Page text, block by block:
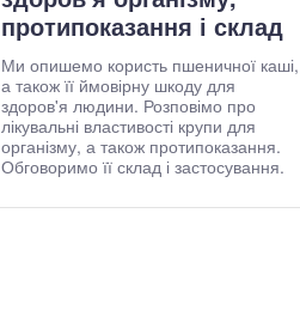
протипоказання і склад
Ми опишемо користь пшеничної каші,
а також її ймовірну шкоду для
здоров'я людини. Розповімо про
лікувальні властивості крупи для
організму, а також протипоказання.
Обговоримо її склад і застосування.